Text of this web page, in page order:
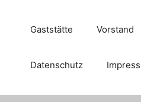
Gaststätte Vorstand
Datenschutz